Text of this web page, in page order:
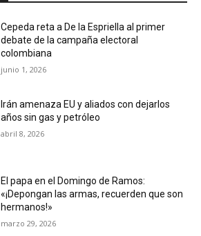
Cepeda reta a De la Espriella al primer
debate de la campaña electoral
colombiana
junio 1, 2026
Irán amenaza EU y aliados con dejarlos
años sin gas y petróleo
abril 8, 2026
El papa en el Domingo de Ramos:
«¡Depongan las armas, recuerden que son
hermanos!»
marzo 29, 2026